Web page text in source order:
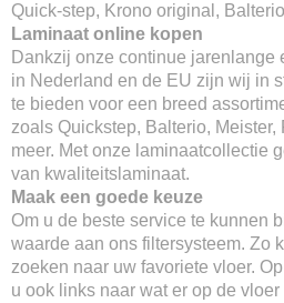
Quick-step, Krono original,
Laminaat online kopen
Dankzij onze continue jarenlange
in Nederland en de EU zijn wij in
te bieden voor een breed
zoals Quickstep, Balterio, Meister,
meer. Met onze laminaatcollectie
van kwaliteitslaminaat.
Maak een goede keuze
Om u de beste service te kunnen
waarde aan ons filtersysteem. Zo
zoeken naar uw favoriete vloer.
u ook links naar wat er op de